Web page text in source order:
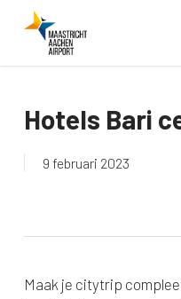
Hotels Bari
9 februari 2023
Maak je citytrip